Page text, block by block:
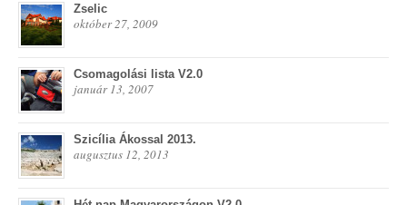
Zselic
október 27, 2009
Csomagolási lista V2.0
január 13, 2007
Szicília Ákossal 2013.
augusztus 12, 2013